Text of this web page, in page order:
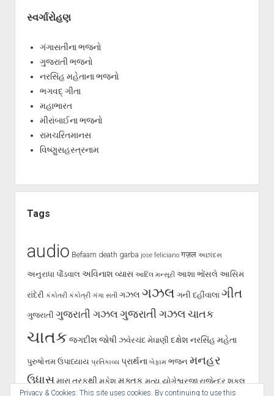
સ્વર્ગારોહણ
ગંગાસતીના ભજનો
ગુજરાતી ભજનો
નરસિંહ મહેતાના ભજનો
ભગવદ્ ગીતા
મહાભારત
મીરાંબાઈના ભજનો
રામચરિતમાનસ
વિષ્ણુસહસ્ત્રનામ
Tags
audio Befaam death garba jose feliciano गज़ल અછાંદસ
અનુરાધા પૌંડવાલ અવિનાશ વ્યાસ આદિલ મન્સૂરી આશા ભોંસલે આસિમ
રાંદેરી કંકોતરી કંકોત્રી ગંગા સતી ગઝલ ગઝલ ગની દહીંવાલા ગીત
ગુજરાતી ગુજરાતી ગઝલ ગુજરાતી ગઝલ ચાતક
ચાતક જગદીશ જોષી ઝવેરચંદ મેઘાણી દક્ષેશ નરસિંહ મહેતા
પુરુષોત્તમ ઉપાધ્યાય પ્રતિકાવ્ય પ્રાર્થના બેફામ ભજન મનહર
ઉધાસ મારા તરફથી મુકેશ મુક્તક મૃત્યુ યોગેશ્વરજી રાજેન્દ્ર શુકલ
Privacy & Cookies: This site uses cookies. By continuing to use this